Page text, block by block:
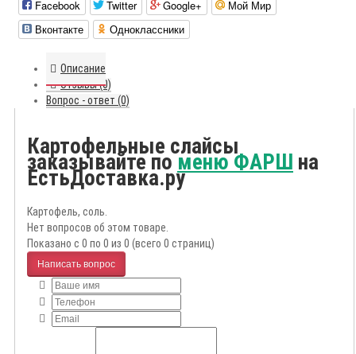
Facebook Twitter Google+
Мой Мир
Вконтакте
Одноклассники
Описание
Отзывы (0)
Вопрос - ответ (0)
Картофельные слайсы
заказывайте поменю ФАРШ на
ЕстьДоставка.ру
Картофель, соль.
Нет вопросов об этом товаре.
Показано с 0 по 0 из 0 (всего 0 страниц)
Написать вопрос